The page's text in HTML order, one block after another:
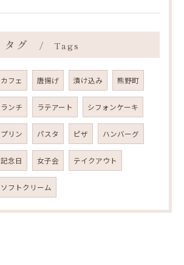
タグ Tags
カフェ 唐揚げ 漬け込み 熊野町
ランチ ラテアート シフォンケーキ
プリン パスタ ピザ ハンバーグ
記念日 女子会 テイクアウト
ソフトクリーム